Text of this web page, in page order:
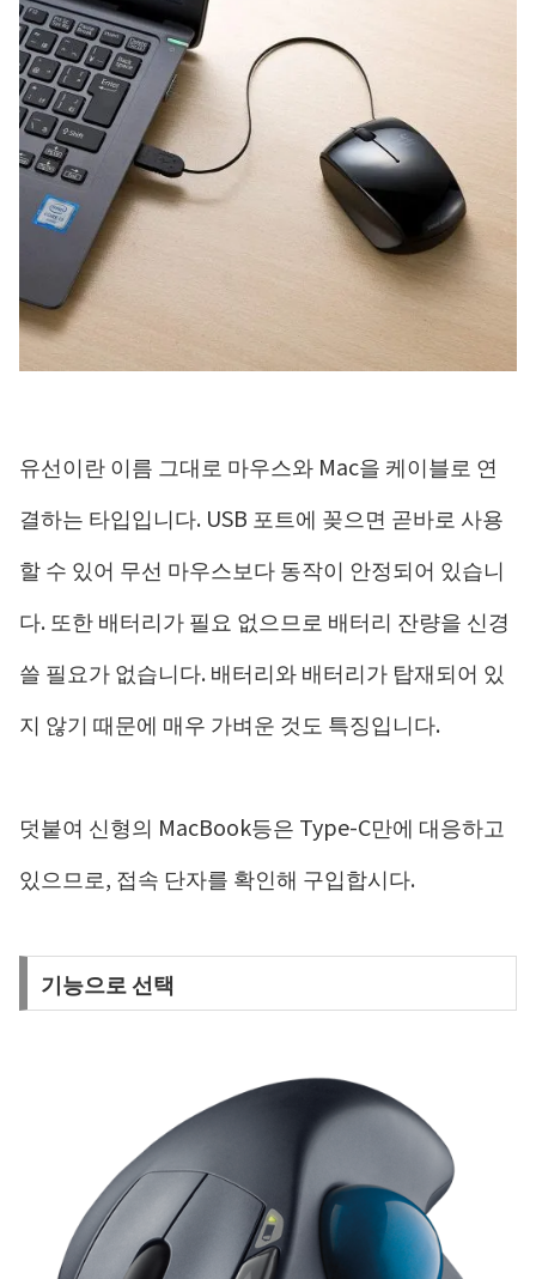
유선이란 이름 그대로 마우스와 Mac을 케이블로 연
결하는 타입입니다. USB 포트에 꽂으면 곧바로 사용
할 수 있어 무선 마우스보다 동작이 안정되어 있습니
다. 또한 배터리가 필요 없으므로 배터리 잔량을 신경
쓸 필요가 없습니다. 배터리와 배터리가 탑재되어 있
지 않기 때문에 매우 가벼운 것도 특징입니다.
덧붙여 신형의 MacBook등은 Type-C만에 대응하고
있으므로, 접속 단자를 확인해 구입합시다.
기능으로 선택